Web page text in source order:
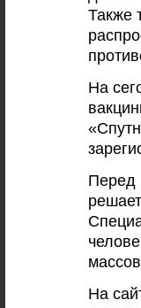
Также
На
Перед
На